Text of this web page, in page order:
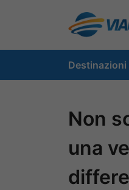
contenuto
Non
una